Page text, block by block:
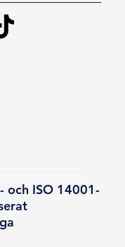
och ISO 14001-